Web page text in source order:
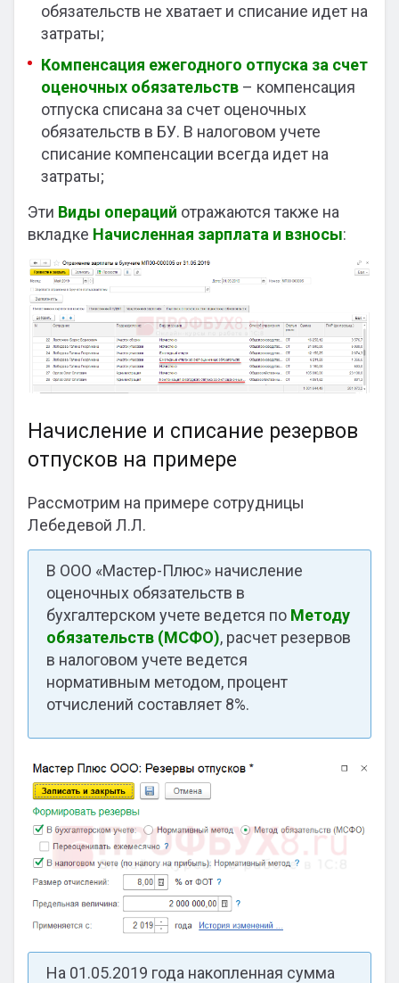
обязательств не хватает и списание идет на
затраты;
Компенсация ежегодного отпуска за счет
оценочных обязательств – компенсация
отпуска списана за счет оценочных
обязательств в БУ. В налоговом учете
списание компенсации всегда идет на
затраты;
Эти Виды операций отражаются также на
вкладке Начисленная зарплата и взносы:
Начисление и списание резервов
отпусков на примере
Рассмотрим на примере сотрудницы
Лебедевой Л.Л.
В ООО «Мастер-Плюс» начисление
оценочных обязательств в
бухгалтерском учете ведется по Методу
обязательств (МСФО), расчет резервов
в налоговом учете ведется
нормативным методом, процент
отчислений составляет 8%.
На 01.05.2019 года накопленная сумма